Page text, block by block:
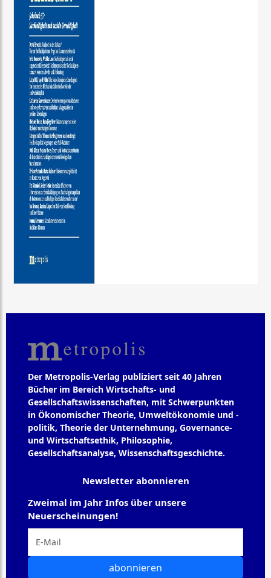
Der Metropolis-Verlag publiziert seit 40 Jahren
Bücher im Bereich Wirtschafts- und
Gesellschaftswissenschaften, mit Schwerpunkten
in Ökonomischer Theorie, Umweltökonomie und -
politik, Theorie der Unternehmung, Governance-
und Wirtschaftsethik, Philosophie,
Gesellschaftsanalyse, Wissenschaftsgeschichte.
Newsletter abonnieren
Zweimal im Jahr Infos über unsere
Neuerscheinungen!
abonnieren